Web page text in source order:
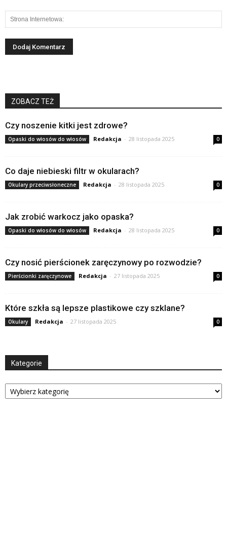
ZOBACZ TEŻ
Czy noszenie kitki jest zdrowe?
Opaski do włosów do włosów Redakcja - 28 listopada 2025 0
Co daje niebieski filtr w okularach?
Okulary przeciwsłoneczne Redakcja - 28 listopada 2025 0
Jak zrobić warkocz jako opaska?
Opaski do włosów do włosów Redakcja - 28 listopada 2025 0
Czy nosić pierścionek zaręczynowy po rozwodzie?
Pierścionki zaręczynowe Redakcja - 27 listopada 2025 0
Które szkła są lepsze plastikowe czy szklane?
Okulary Redakcja - 27 listopada 2025 0
Kategorie
Kategorie